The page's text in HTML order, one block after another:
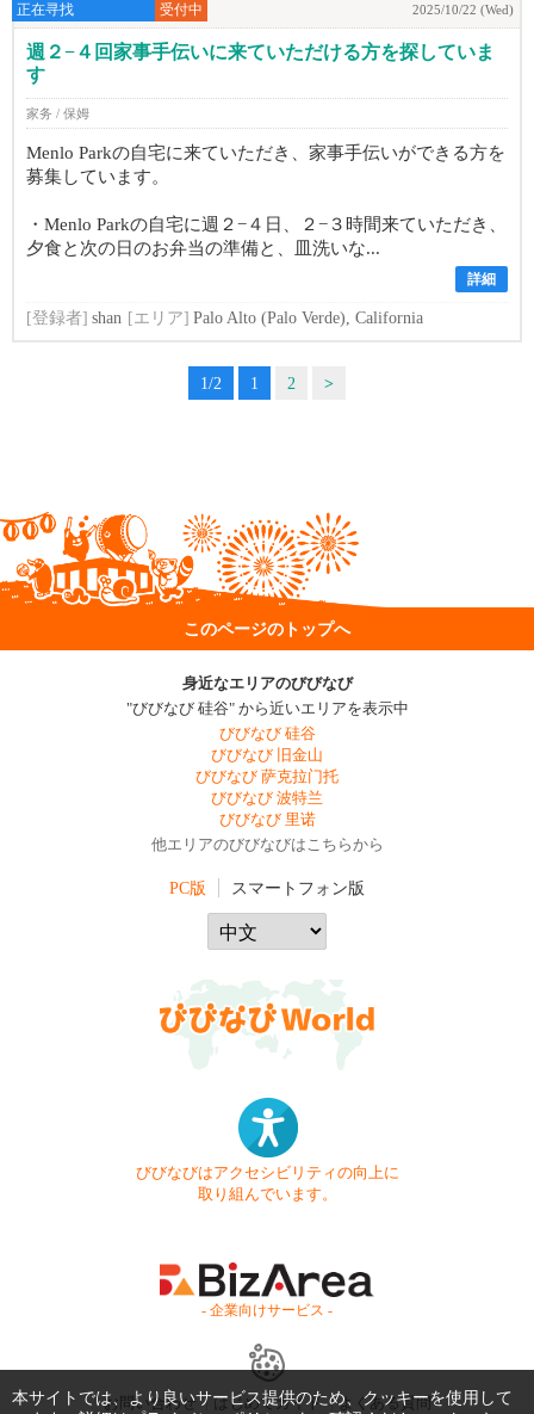
正在寻找 受付中 2025/10/22 (Wed)
週２−４回家事手伝いに来ていただける方を探していま
す
家务 / 保姆
Menlo Parkの自宅に来ていただき、家事手伝いができる方を
募集しています。
・Menlo Parkの自宅に週２−４日、２−３時間来ていただき、
夕食と次の日のお弁当の準備と、皿洗いな...
詳細
[登録者] shan [エリア] Palo Alto (Palo Verde), California
1/2 1 2 >
このページのトップへ
身近なエリアのびびなび
"びびなび 硅谷" から近いエリアを表示中
びびなび 硅谷
びびなび 旧金山
びびなび 萨克拉门托
びびなび 波特兰
びびなび 里诺
他エリアのびびなびはこちらから
PC版 スマートフォン版
びびなびはアクセシビリティの向上に
取り組んでいます。
- 企業向けサービス -
お問い合わせ はじめてガイド よくある質問
本サイトでは、より良いサービス提供のため、クッキーを使用して